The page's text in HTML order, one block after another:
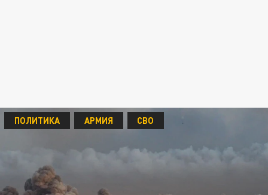
ПОЛИТИКА АРМИЯ СВО